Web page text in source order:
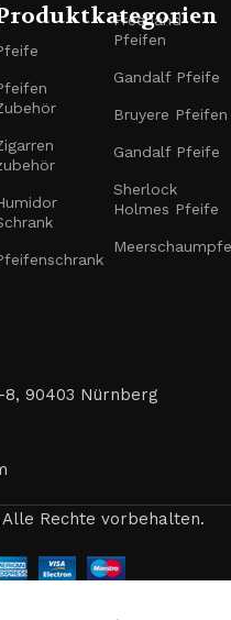
Freehand-
Pfeifen
Gandalf Pfeife
Bruyere Pfeifen
Gandalf Pfeife
Sherlock
Holmes Pfeife
90403 Nürnberg
Rechte vorbehalten.